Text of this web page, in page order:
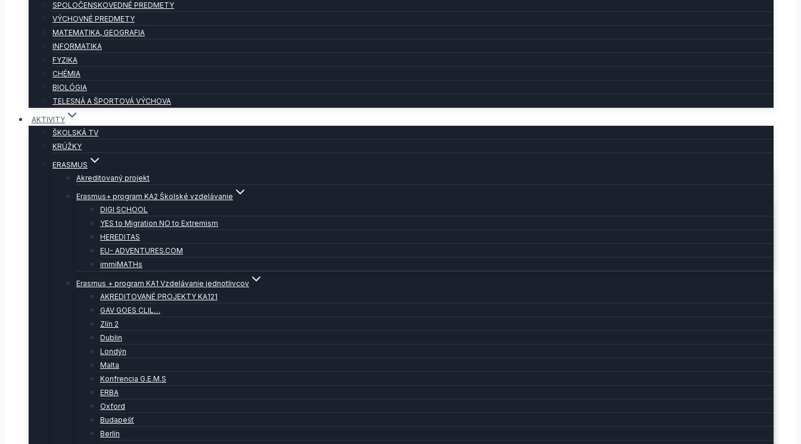
SPOLOČENSKOVEDNÉ PREDMETY
VÝCHOVNÉ PREDMETY
MATEMATIKA, GEOGRAFIA
INFORMATIKA
FYZIKA
CHÉMIA
BIOLÓGIA
TELESNÁ A ŠPORTOVÁ VÝCHOVA
AKTIVITY
ŠKOLSKÁ TV
KRÚŽKY
ERASMUS
Akreditovaný projekt
Erasmus+ program KA2 Školské vzdelávanie
DIGI SCHOOL
YES to Migration NO to Extremism
HEREDITAS
EU- ADVENTURES.COM
immiMATHs
Erasmus + program KA1 Vzdelávanie jednotlivcov
AKREDITOVANÉ PROJEKTY KA121
GAV GOES CLIL…
Zlín 2
Dublin
Londýn
Malta
Konfrencia G.E.M.S
ERBA
Oxford
Budapešť
Berlín